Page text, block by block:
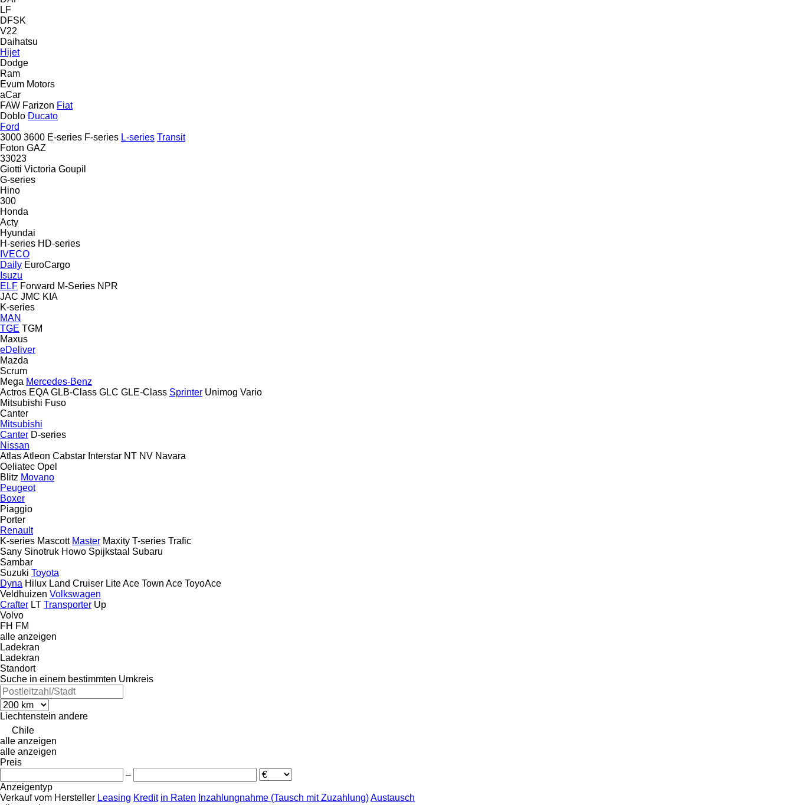
LF
DFSK
V22
Daihatsu
Hijet
Dodge
Ram
Evum Motors
aCar
FAW Farizon Fiat
Doblo Ducato
Ford
3000 3600 E-series F-series L-series Transit
Foton GAZ
33023
Giotti Victoria Goupil
G-series
Hino
300
Honda
Acty
Hyundai
H-series HD-series
IVECO
Daily EuroCargo
Isuzu
ELF Forward M-Series NPR
JAC JMC KIA
K-series
MAN
TGE TGM
Maxus
eDeliver
Mazda
Scrum
Mega Mercedes-Benz
Actros EQA GLB-Class GLC GLE-Class Sprinter Unimog Vario
Mitsubishi Fuso
Canter
Mitsubishi
Canter D-series
Nissan
AtlasAtleon Cabstar Interstar NT NV Navara
Oeliatec Opel
Blitz Movano
Peugeot
Boxer
Piaggio
Porter
Renault
K-series Mascott Master Maxity T-series Trafic
Sany Sinotruk Howo Spijkstaal Subaru
Sambar
Suzuki Toyota
Dyna Hilux Land Cruiser Lite Ace Town Ace ToyoAce
Veldhuizen Volkswagen
Crafter LT Transporter Up
Volvo
FH FM
alle anzeigen
Ladekran
Ladekran
Standort
Suche in einem bestimmten Umkreis
Liechtenstein andere
Chile
alle anzeigen
alle anzeigen
Preis
–
Anzeigentyp
Verkauf vom Hersteller Leasing Kredit in Raten Inzahlungnahme (Tausch mit Zuzahlung)Austausch